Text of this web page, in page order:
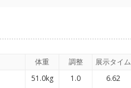
体重 調整 展示タイム
51.0kg 1.0 6.62